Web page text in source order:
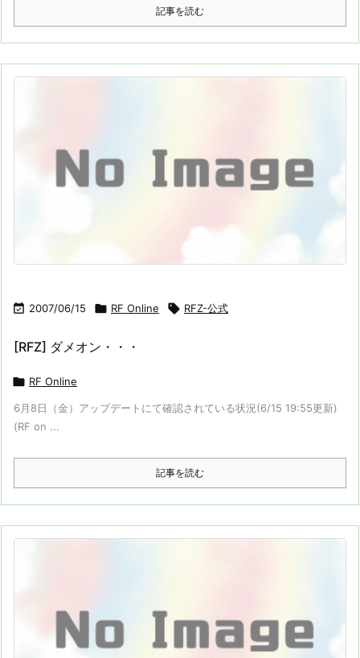
記事を読む
 2007/06/15  RF Online  RFZ-公式
[RFZ] ダメオン・・・
 RF Online
6月8日（金）アップデートにて確認されている状況(6/15 19:55更新)
(RF on ...
記事を読む